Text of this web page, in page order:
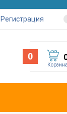
Регистрация
0